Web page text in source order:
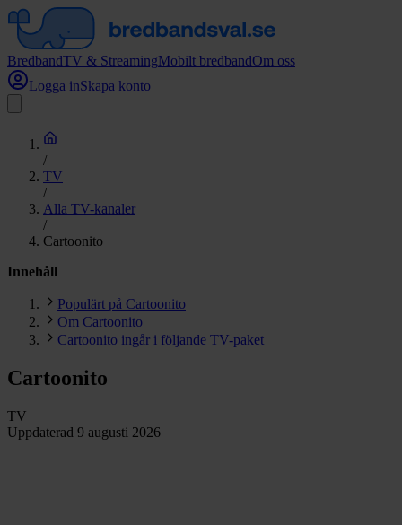
BredbandTV & StreamingMobilt bredbandOm oss
Logga inSkapa konto
/
TV
/
Alla TV-kanaler
/
Cartoonito
Innehåll
Populärt på Cartoonito
Om Cartoonito
Cartoonito ingår i följande TV-paket
Cartoonito
TV
Uppdaterad 9 augusti 2026